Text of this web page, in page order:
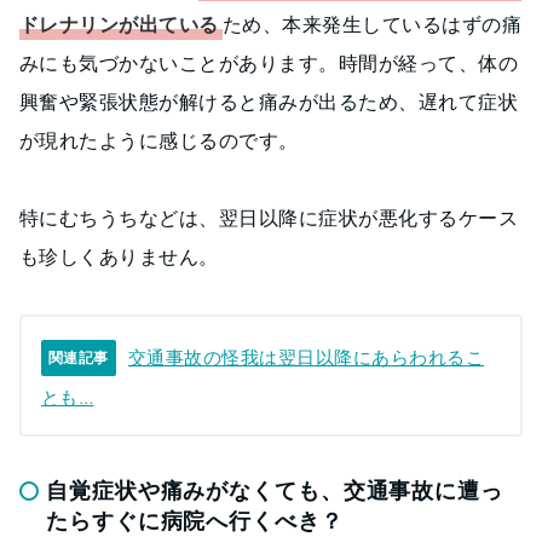
ドレナリンが出ている ため、本来発生しているはずの痛
みにも気づかないことがあります。時間が経って、体の
興奮や緊張状態が解けると痛みが出るため、遅れて症状
が現れたように感じるのです。
特にむちうちなどは、翌日以降に症状が悪化するケース
も珍しくありません。
関連記事
交通事故の怪我は翌日以降にあらわれるこ
とも…
自覚症状や痛みがなくても、交通事故に遭っ
たらすぐに病院へ行くべき？